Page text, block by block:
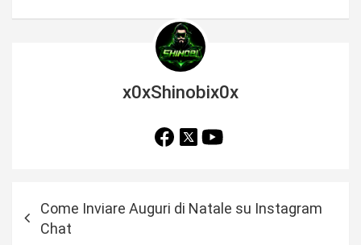
x0xShinobix0x
Come Inviare Auguri di Natale su Instagram
Chat